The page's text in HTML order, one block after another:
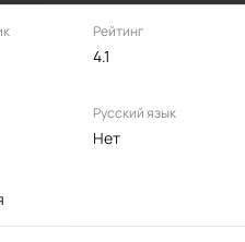
Рейтинг
4.1
Русский язык
Нет